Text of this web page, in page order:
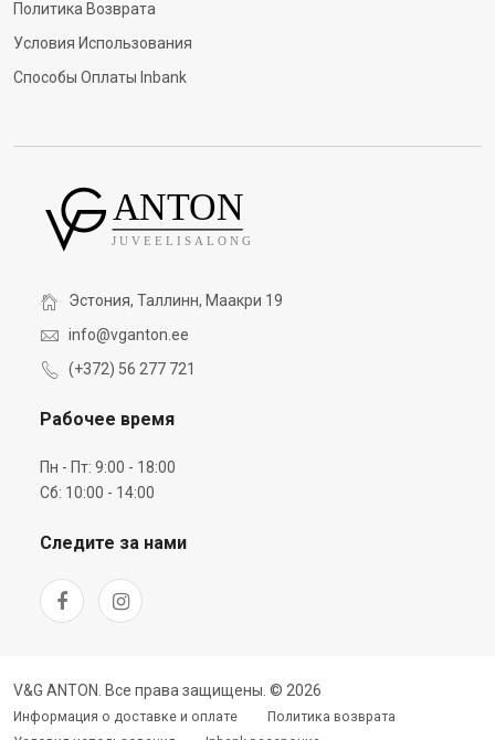
Политика Возврата
Условия Использования
Способы Оплаты Inbank
Эстония, Таллинн, Маакри 19
info@vganton.ee
(+372) 56 277 721
Рабочее время
Пн - Пт: 9:00 - 18:00
Сб: 10:00 - 14:00
Следите за нами
V&G ANTON. Все права защищены. © 2026
Информация о доставке и оплате
Политика возврата